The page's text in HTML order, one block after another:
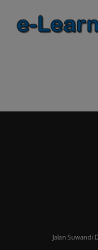
Jalan Suwandi